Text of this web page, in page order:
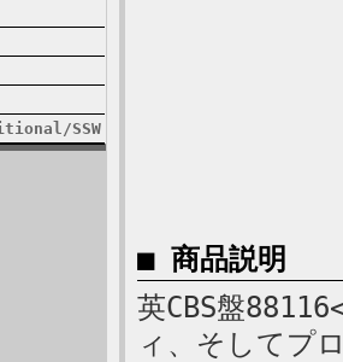
SSW
■ 商品説明
英CBS盤
ィ、そしてプ